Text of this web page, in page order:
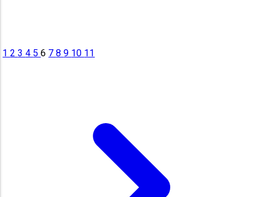
1234 56 789 10 11